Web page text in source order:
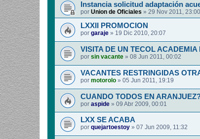
Instancia solicitud adaptación
por Union de Oficiales » 29 Nov 2011, 23:00
LXXII PROMOCION
por garaje » 19 Dic 2010, 20:07
VISITA DE UN TECOL
por sin vacante » 08 Jun 2011, 00:02
VACANTES RESTRINGIDAS
por motorolo » 05 Jun 2011, 19:19
CUANDO TODOS EN
por aspide » 09 Abr 2009, 00:01
LXX SE ACABA
por quejartoestoy » 07 Jun 2009, 11:32